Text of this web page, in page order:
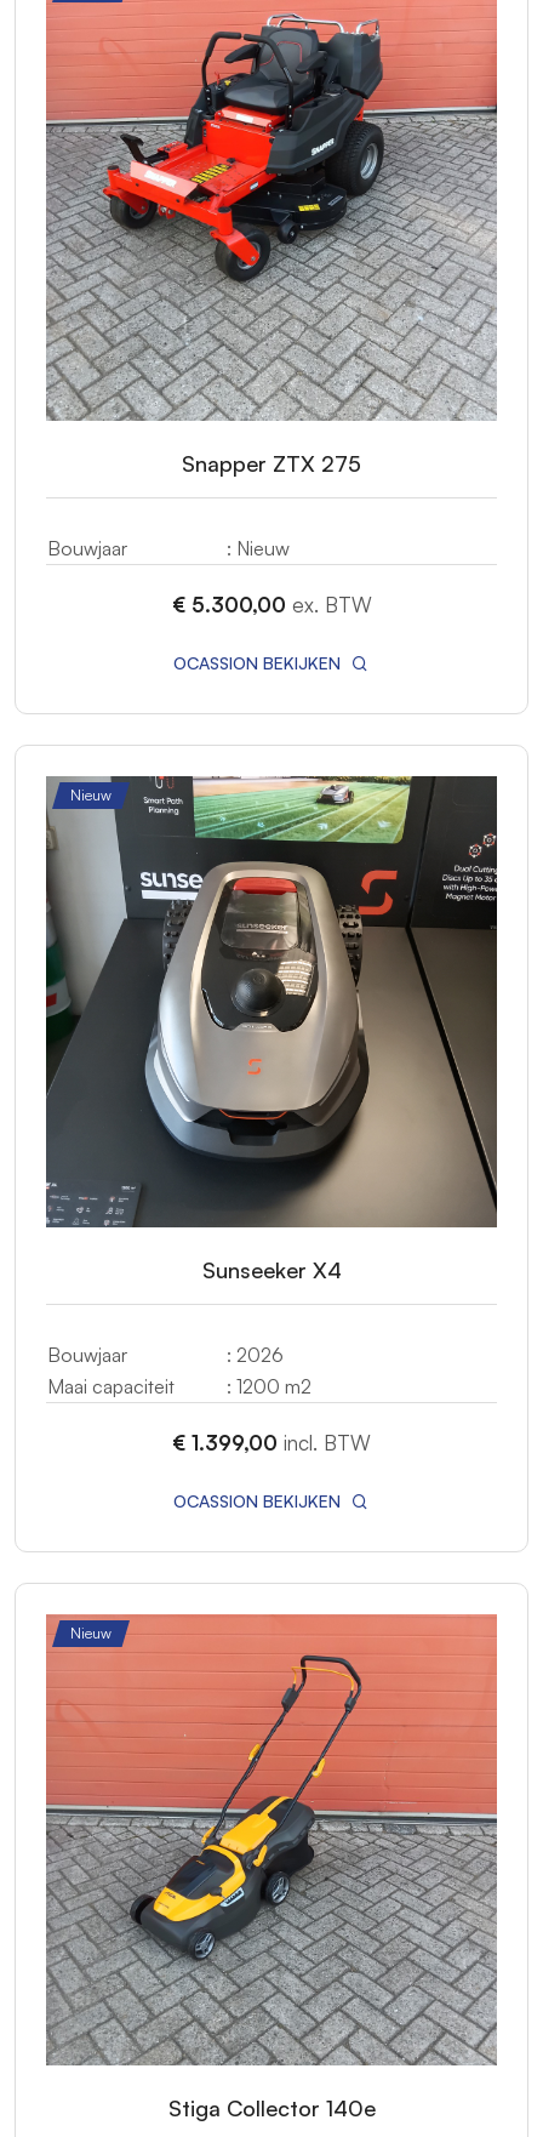
Snapper ZTX 275
Bouwjaar : Nieuw
€ 5.300,00 ex. BTW
OCASSION BEKIJKEN
Nieuw
Sunseeker X4
Bouwjaar
: 2026
Maai capaciteit
: 1200 m2
€ 1.399,00 incl. BTW
OCASSION BEKIJKEN
Nieuw
Stiga Collector 140e